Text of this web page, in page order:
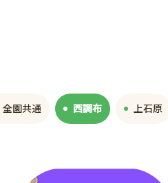
全園共通 西調布 上石原